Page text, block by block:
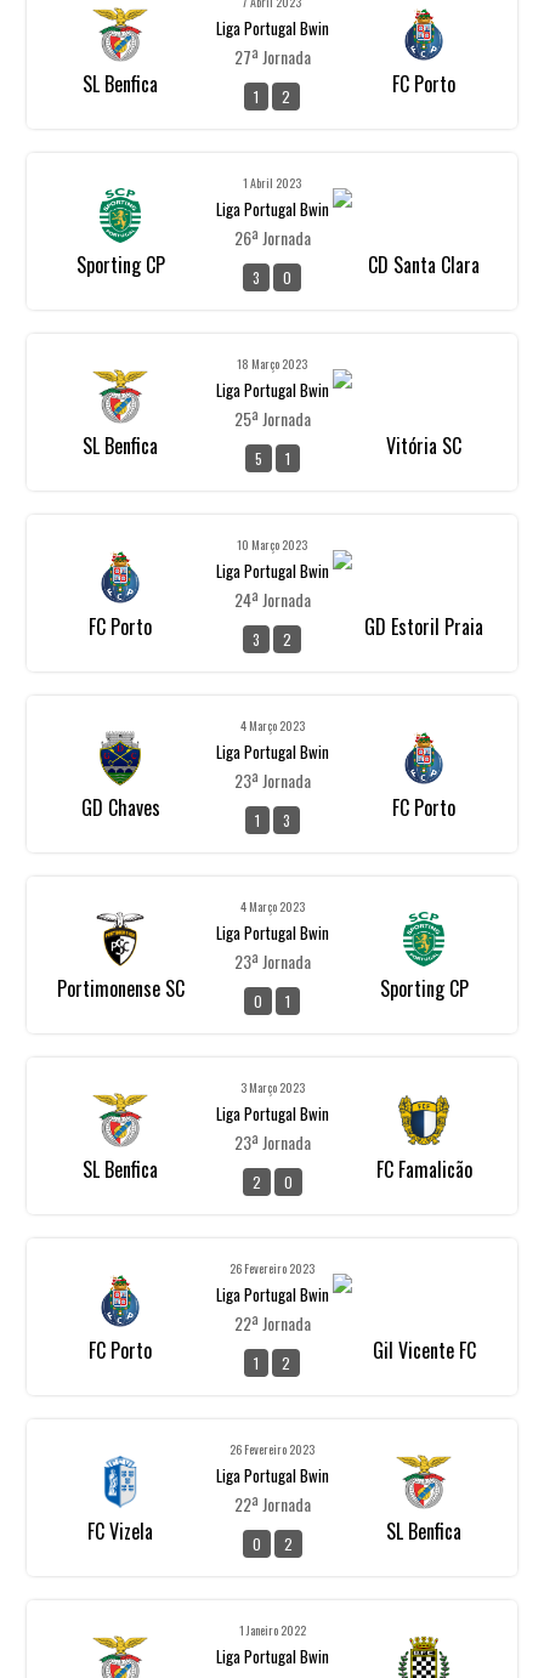
SL Benfica
Liga Portugal Bwin
27ª Jornada
1 2 FC Porto
Sporting CP
1 Abril 2023
Liga Portugal Bwin
26ª Jornada
3 0 CD Santa Clara
SL Benfica
18 Março 2023
Liga Portugal Bwin
25ª Jornada
5 1 Vitória SC
FC Porto
10 Março 2023
Liga Portugal Bwin
24ª Jornada
3 2 GD Estoril Praia
GD Chaves
4 Março 2023
Liga Portugal Bwin
23ª Jornada
1 3 FC Porto
Portimonense SC
4 Março 2023
Liga Portugal Bwin
23ª Jornada
0 1 Sporting CP
SL Benfica
3 Março 2023
Liga Portugal Bwin
23ª Jornada
2 0 FC Famalicão
FC Porto
26 Fevereiro 2023
Liga Portugal Bwin
22ª Jornada
1 2 Gil Vicente FC
FC Vizela
26 Fevereiro 2023
Liga Portugal Bwin
22ª Jornada
0 2 SL Benfica
1 Janeiro 2022
Liga Portugal Bwin